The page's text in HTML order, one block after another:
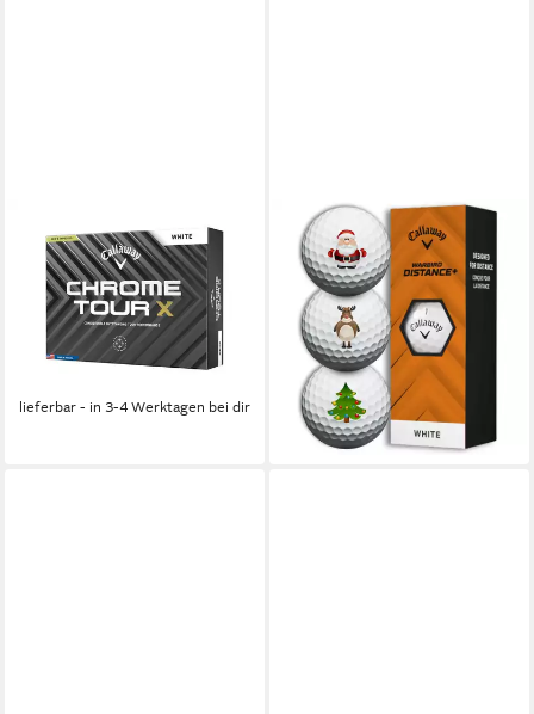
Golfball Callaway Chrome
Tour X Golfbälle – Maximale
Distanz, Tour-Spin & Präzi
57,00 € UVP65,00 €
(4,75 €/ 1 Stk)
lieferbar - in 3-4 Werktagen bei dir
CALLAWAY
Golfball Warbird
Weihnachtsgolfbälle
Christmas Golfbälle 3er Set
(1-St)
17,90 € UVP 19,90 €
(5,97 €/ 1 Stk)
-10%
lieferbar - in 2-3 Werktagen bei dir